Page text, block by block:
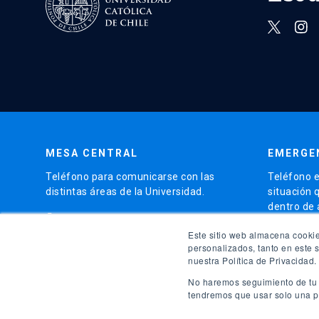
Este sitio web almacena
personalizados, tanto en este
nuestra Política de Privacidad.
No haremos seguimiento de
tendremos que usar solo una
MESA CENTRAL
Teléfono para comunicarse con las
distintas áreas de la Universidad.
phone
Teléfono
situación
dentro de
phone
launch